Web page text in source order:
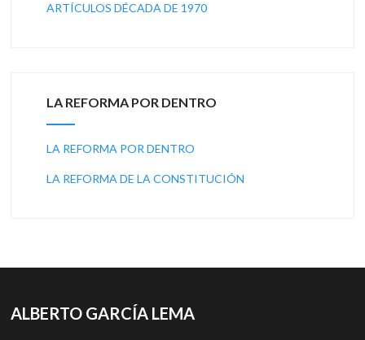
ARTÍCULOS DÉCADA DE 1970
LA REFORMA POR DENTRO
LA REFORMA POR DENTRO
LA REFORMA DE LA CONSTITUCIÓN
ALBERTO GARCÍA LEMA